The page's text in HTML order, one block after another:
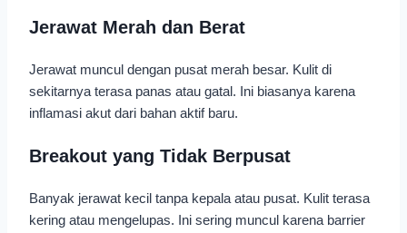
Jerawat Merah dan Berat
Jerawat muncul dengan pusat merah besar. Kulit di
sekitarnya terasa panas atau gatal. Ini biasanya karena
inflamasi akut dari bahan aktif baru.
Breakout yang Tidak Berpusat
Banyak jerawat kecil tanpa kepala atau pusat. Kulit terasa
kering atau mengelupas. Ini sering muncul karena barrier